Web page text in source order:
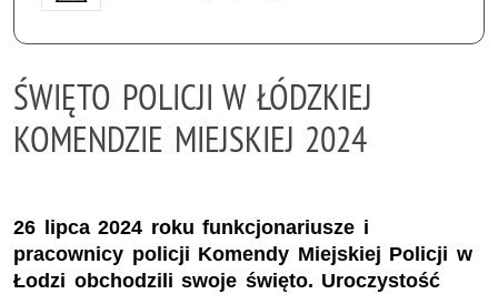
ŚWIĘTO POLICJI W ŁÓDZKIEJ
KOMENDZIE MIEJSKIEJ 2024
26 lipca 2024 roku funkcjonariusze i
pracownicy policji Komendy Miejskiej Policji w
Łodzi obchodzili swoje święto. Uroczystość